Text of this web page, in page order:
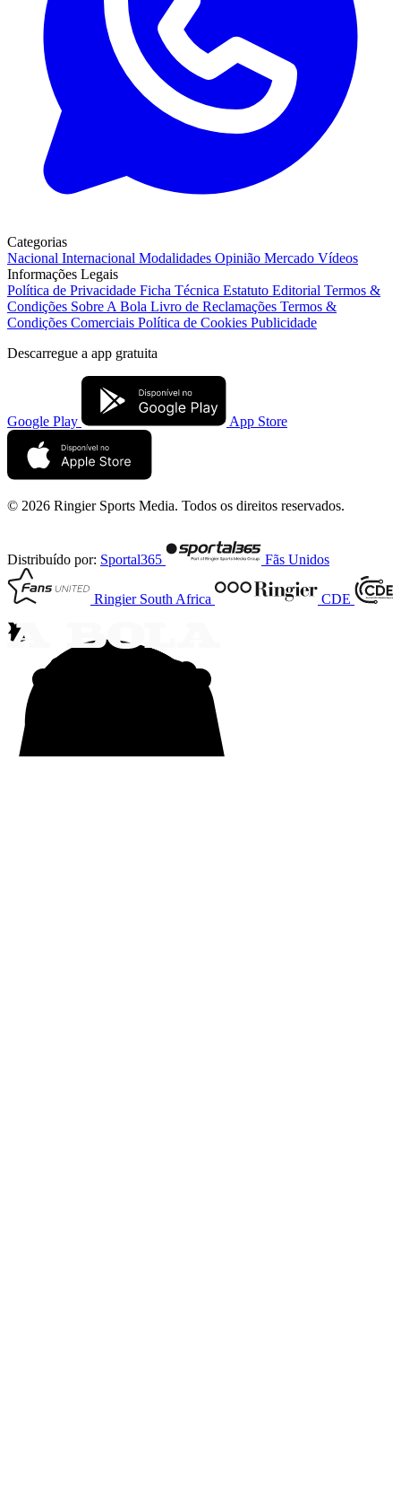
Categorias
Nacional Internacional Modalidades Opinião Mercado Vídeos
Informações Legais
Política de Privacidade Ficha Técnica Estatuto Editorial Termos &
Condições Sobre A Bola Livro de Reclamações Termos &
Condições Comerciais Política de Cookies Publicidade
Descarregue a app gratuita
Google Play App Store
© 2026 Ringier Sports Media. Todos os direitos reservados.
Distribuído por: Sportal365 Fãs Unidos
Ringier South Africa CDE